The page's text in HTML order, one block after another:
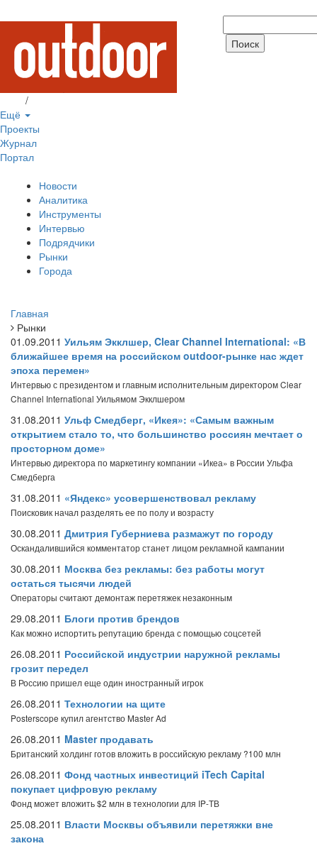
/
Ещё
Проекты
Журнал
Портал
Новости
Аналитика
Инструменты
Интервью
Подрядчики
Рынки
Города
Главная
Рынки
01.09.2011 Уильям Экклшер, Clear Channel International: «В
ближайшее время на российском outdoor-рынке нас ждет
эпоха перемен»
Интервью с президентом и главным исполнительным директором Clear
Channel International Уильямом Экклшером
31.08.2011 Ульф Смедберг, «Икея»: «Самым важным
открытием стало то, что большинство россиян мечтает о
просторном доме»
Интервью директора по маркетингу компании «Икеа» в России Ульфа
Смедберга
31.08.2011 «Яндекс» усовершенствовал рекламу
Поисковик начал разделять ее по полу и возрасту
30.08.2011 Дмитрия Губерниева размажут по городу
Оскандалившийся комментатор станет лицом рекламной кампании
30.08.2011 Москва без рекламы: без работы могут
остаться тысячи людей
Операторы считают демонтаж перетяжек незаконным
29.08.2011 Блоги против брендов
Как можно испортить репутацию бренда с помощью соцсетей
26.08.2011 Российской индустрии наружной рекламы
грозит передел
В Россию пришел еще один иностранный игрок
26.08.2011 Технологии на щите
Posterscope купил агентство Master Ad
26.08.2011 Master продавать
Британский холдинг готов вложить в российскую рекламу ?100 млн
26.08.2011 Фонд частных инвестиций iTech Capital
покупает цифровую рекламу
Фонд может вложить $2 млн в технологии для IP-ТВ
25.08.2011 Власти Москвы объявили перетяжки вне
закона